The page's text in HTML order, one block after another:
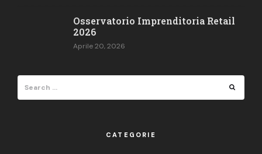
Osservatorio Imprenditoria Retail​
2026
Aprile 20, 2026
CATEGORIE